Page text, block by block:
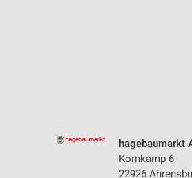
hagebaumarkt
Kornkamp 6
22926